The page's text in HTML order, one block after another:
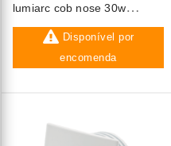
lumiarc cob nose 30w
redondo branco cct3 (3000k-
6000k)
Disponível por
encomenda